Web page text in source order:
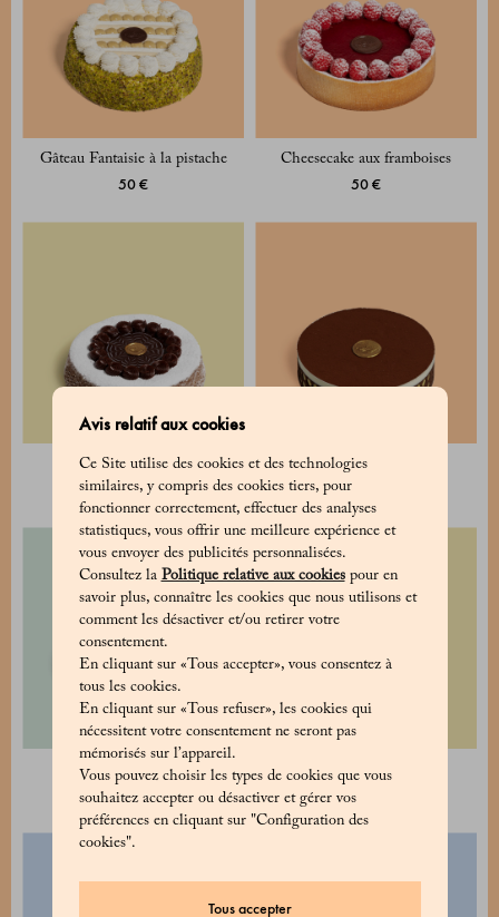
Avis relatif aux cookies
Ce Site utilise des cookies et des technologies
similaires, y compris des cookies tiers, pour
fonctionner correctement, effectuer des analyses
statistiques, vous offrir une meilleure expérience et
vous envoyer des publicités personnalisées.
Consultez la Politique relative aux cookiespour en
savoir plus, connaître les cookies que nous utilisons et
comment les désactiver et/ou retirer votre
consentement.
En cliquant sur «Tous accepter», vous consentez à
tous les cookies.
En cliquant sur «Tous refuser», les cookies qui
nécessitent votre consentement ne seront pas
mémorisés sur l’appareil.
Vous pouvez choisir les types de cookies que vous
souhaitez accepter ou désactiver et gérer vos
préférences en cliquant sur "Configuration des
cookies".
Tous accepter
Gâteau Fantaisie à la pistache
50 €
Cheesecake aux framboises
50 €
Gâteau Caprese
28 €
Gâteau tiramisù
60 €
Gâteau Aurora
50 €
Tarte aux fruits frais
50 €